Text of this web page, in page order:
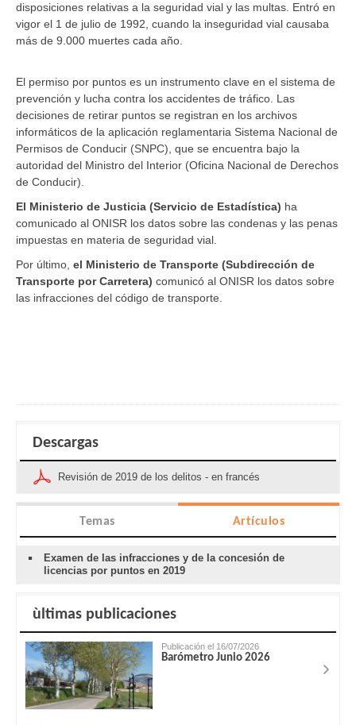
disposiciones relativas a la seguridad vial y las multas. Entró en
vigor el 1 de julio de 1992, cuando la inseguridad vial causaba
más de 9.000 muertes cada año.
El permiso por puntos es un instrumento clave en el sistema de
prevención y lucha contra los accidentes de tráfico. Las
decisiones de retirar puntos se registran en los archivos
informáticos de la aplicación reglamentaria Sistema Nacional de
Permisos de Conducir (SNPC), que se encuentra bajo la
autoridad del Ministro del Interior (Oficina Nacional de Derechos
de Conducir).
El Ministerio de Justicia (Servicio de Estadística) ha
comunicado al ONISR los datos sobre las condenas y las penas
impuestas en materia de seguridad vial.
Por último, el Ministerio de Transporte (Subdirección de
Transporte por Carretera) comunicó al ONISR los datos sobre
las infracciones del código de transporte.
Descargas
Revisión de 2019 de los delitos - en francés
Temas Artículos
Examen de las infracciones y de la concesión de
licencias por puntos en 2019
ùltimas publicaciones
Publicación el 16/07/2026
Barómetro Junio 2026